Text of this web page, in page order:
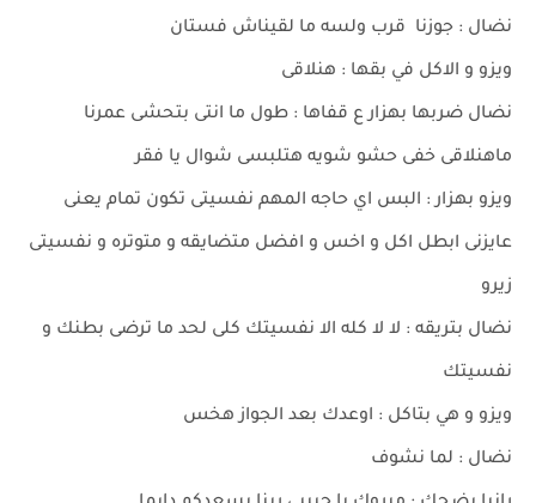
نضال : جوزنا قرب ولسه ما لقيناش فستان
ويزو و الاكل في بقها : هنلاقى
نضال ضربها بهزار ع قفاها : طول ما انتى بتحشى عمرنا
ماهنلاقى خفى حشو شويه هتلبسى شوال يا فقر
ويزو بهزار : البس اي حاجه المهم نفسيتى تكون تمام يعنى
عايزنى ابطل اكل و اخس و افضل متضايقه و متوتره و نفسيتى
زيرو
نضال بتريقه : لا لا كله الا نفسيتك كلى لحد ما ترضى بطنك و
نفسيتك
ويزو و هي بتاكل : اوعدك بعد الجواز هخس
نضال : لما نشوف